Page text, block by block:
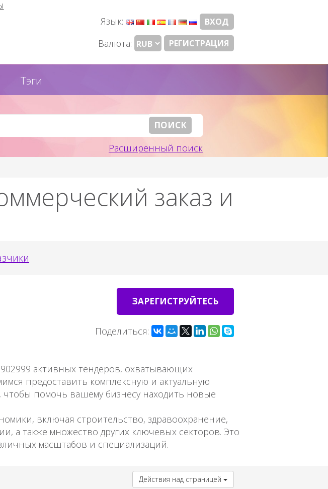
Язык:
ВХОД
Валюта: РЕГИСТРАЦИЯ
Тэги
Расширенный поиск
заказ и
ЗАРЕГИСТРУЙТЕСЬ
Поделиться:
активных тендеров, охватывающих
предоставить комплексную и актуальную
помочь вашему бизнесу находить новые
включая строительство, здравоохранение,
а также множество других ключевых секторов. Это
масштабов и специализаций.
Действия над страницей